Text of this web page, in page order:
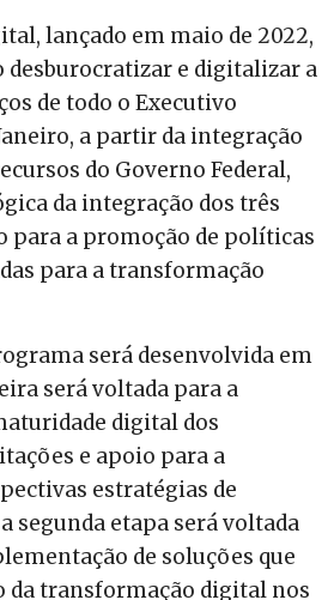
lançado em maio de 2022,
e digitalizar a
de todo o Executivo
a partir da integração
do Governo Federal,
da integração dos três
para a promoção de políticas
para a transformação
será desenvolvida em
será voltada para a
digital dos
e apoio para a
estratégias de
segunda etapa será voltada
de soluções que
da transformação digital nos